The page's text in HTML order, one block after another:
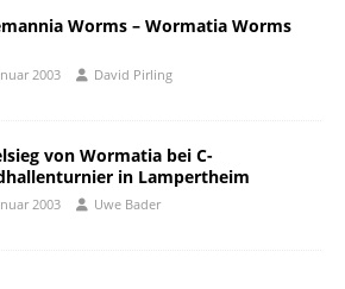
Worms – Wormatia Worms
2003 David Pirling
von Wormatia bei C-
in Lampertheim
2003 Uwe Bader